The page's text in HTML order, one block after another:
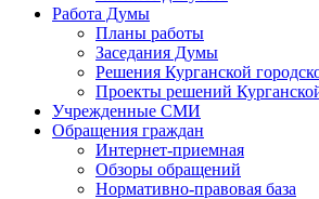
Работа Думы
Планы работы
Заседания Думы
Решения Курганской
Проекты решений
Учрежденные СМИ
Обращения граждан
Интернет-приемная
Обзоры обращений
Нормативно-правовая база